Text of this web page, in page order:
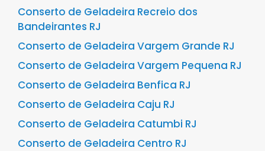
Conserto de Geladeira Recreio dos
Bandeirantes RJ
Conserto de Geladeira Vargem Grande RJ
Conserto de Geladeira Vargem Pequena RJ
Conserto de Geladeira Benfica RJ
Conserto de Geladeira Caju RJ
Conserto de Geladeira Catumbi RJ
Conserto de Geladeira Centro RJ